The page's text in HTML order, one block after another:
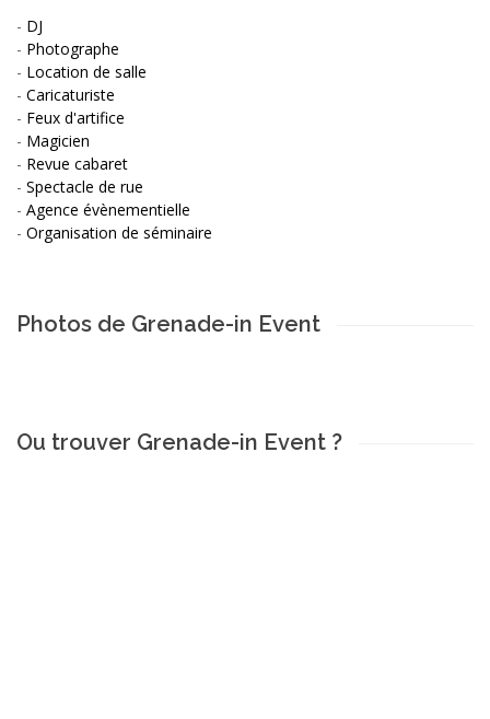
- DJ
- Photographe
- Location de salle
- Caricaturiste
- Feux d'artifice
- Magicien
- Revue cabaret
- Spectacle de rue
- Agence évènementielle
- Organisation de séminaire
Photos de Grenade-in Event
Ou trouver Grenade-in Event ?